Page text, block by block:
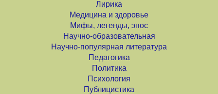
Лирика
Медицина и здоровье
Мифы, легенды, эпос
Научно-образовательная
Научно-популярная литература
Педагогика
Политика
Психология
Публицистика